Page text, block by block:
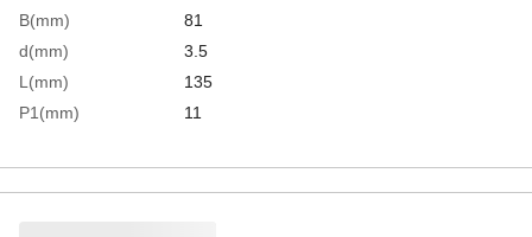
B(mm)
81
d(mm)
3.5
L(mm)
135
P1(mm)
11
R(mm)
39